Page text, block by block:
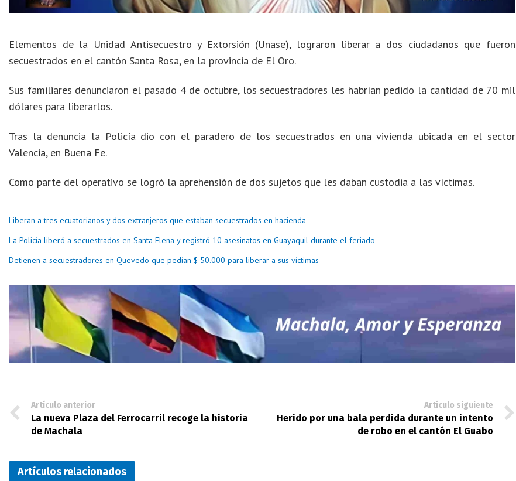
Elementos de la Unidad Antisecuestro y Extorsión (Unase), lograron liberar a dos ciudadanos que fueron
secuestrados en el cantón Santa Rosa, en la provincia de El Oro.
Sus familiares denunciaron el pasado 4 de octubre, los secuestradores les habrían pedido la cantidad de 70 mil
dólares para liberarlos.
Tras la denuncia la Policía dio con el paradero de los secuestrados en una vivienda ubicada en el sector
Valencia, en Buena Fe.
Como parte del operativo se logró la aprehensión de dos sujetos que les daban custodia a las víctimas.
Liberan a tres ecuatorianos y dos extranjeros que estaban secuestrados en hacienda
La Policía liberó a secuestrados en Santa Elena y registró 10 asesinatos en Guayaquil durante el feriado
Detienen a secuestradores en Quevedo que pedían $ 50.000 para liberar a sus víctimas
Artículo anterior
La nueva Plaza del Ferrocarril recoge la historia
de Machala
Artículo siguiente
Herido por una bala perdida durante un intento
de robo en el cantón El Guabo
Artículos relacionados